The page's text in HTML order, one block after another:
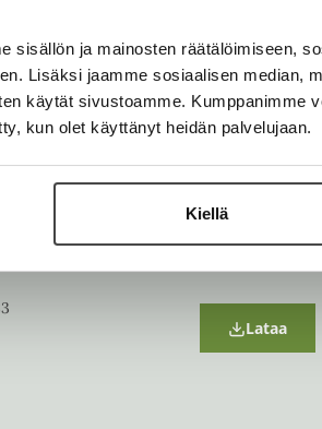
sisällön ja mainosten räätälöimiseen,
Lisäksi jaamme sosiaalisen median,
käytät sivustoamme. Kumppanimme
kun olet käyttänyt heidän palvelujaan.
Kiellä
a
b
O
p
e
s
i
n
e
t
Lataa
O
p
Lataa